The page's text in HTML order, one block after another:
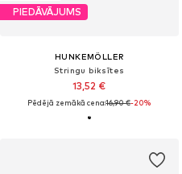
PIEDĀVĀJUMS
HUNKEMÖLLER
Stringu biksītes
13,52 €
Pēdējā zemākā cena:16,90 €-20%